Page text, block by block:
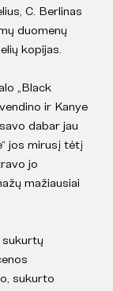
C. Berlinas
duomenų
kopijas.
„Black
ir Kanye
dabar jau
jos mirusį tėtį
jo
mažiausiai
sukurtų
sukurto